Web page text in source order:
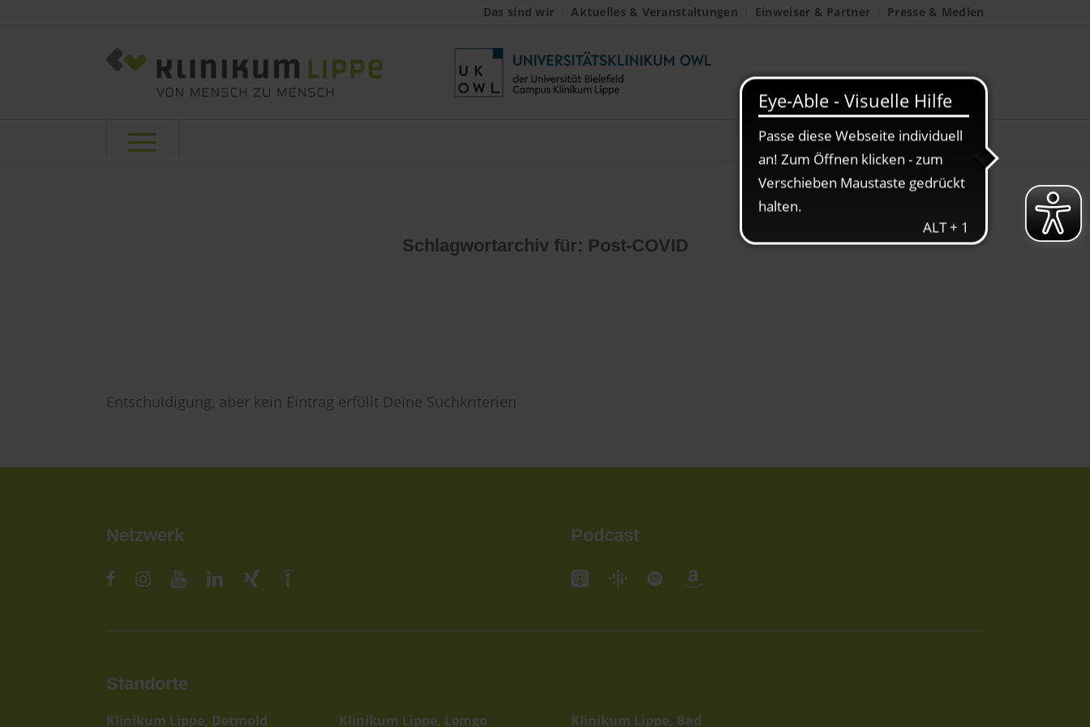
Das sind wir Aktuelles & Veranstaltungen Einweiser & Partner Presse & Medien
Schlagwortarchiv für: Post-COVID
Entschuldigung, aber kein Eintrag erfüllt Deine Suchkriterien
Netzwerk Podcast
Standorte
Klinikum Lippe, Detmold
Klinikum Lippe, Lemgo
Klinikum Lippe, Bad